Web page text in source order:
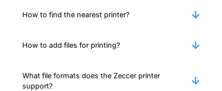
How to find the nearest printer?
How to add files for printing?
What file formats does the Zeccer printer
support?